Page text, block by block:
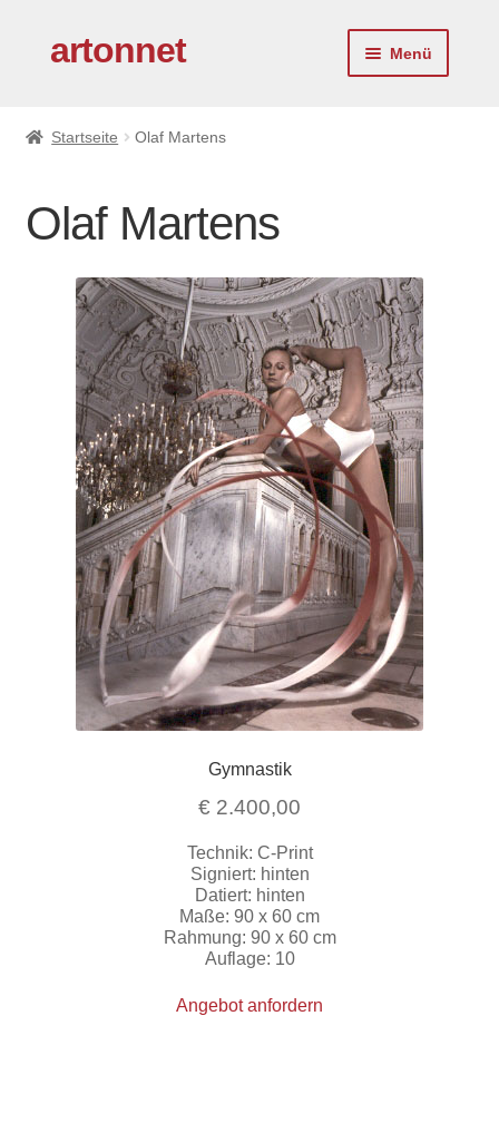
Zur
Zum
artonnet Menü
Service
Über uns
Kontakt
Impressum
Virtueller Kunstberater
Startseite Olaf Martens
Olaf Martens
Gymnastik
€ 2.400,00
Technik: C-Print
Signiert: hinten
Datiert: hinten
Maße: 90 x 60 cm
Rahmung: 90 x 60 cm
Auflage: 10
Angebot anfordern